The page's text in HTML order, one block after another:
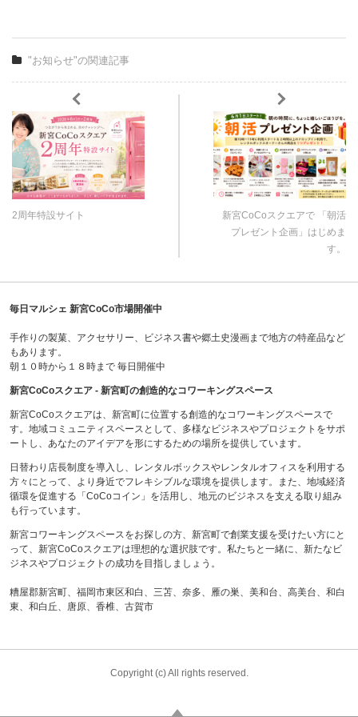
"お知らせ"の関連記事
2周年特設サイト
新宮CoCoスクエアで 「朝活
プレゼント企画」はじめま
す。
毎日マルシェ 新宮CoCo市場開催中
手作りの製菓、アクセサリー、ビジネス書や郷土史漫画まで地方の特産品など
もあります。
朝１０時から１８時まで 毎日開催中
新宮CoCoスクエア - 新宮町の創造的なコワーキングスペース
新宮CoCoスクエアは、新宮町に位置する創造的なコワーキングスペースで
す。地域コミュニティスペースとして、多様なビジネスやプロジェクトをサポ
ートし、あなたのアイデアを形にするための場所を提供しています。
日替わり店長制度を導入し、レンタルボックスやレンタルオフィスを利用する
方々にとって、より身近でフレキシブルな環境を提供します。また、地域経済
循環を促進する「CoCoコイン」を活用し、地元のビジネスを支える取り組み
も行っています。
新宮コワーキングスペースをお探しの方、新宮町で創業支援を受けたい方にと
って、新宮CoCoスクエアは理想的な選択肢です。私たちと一緒に、新たなビ
ジネスやプロジェクトの成功を目指しましょう。
糟屋郡新宮町、福岡市東区和白、三苫、奈多、雁の巣、美和台、高美台、和白
東、和白丘、唐原、香椎、古賀市
Copyright (c) All rights reserved.